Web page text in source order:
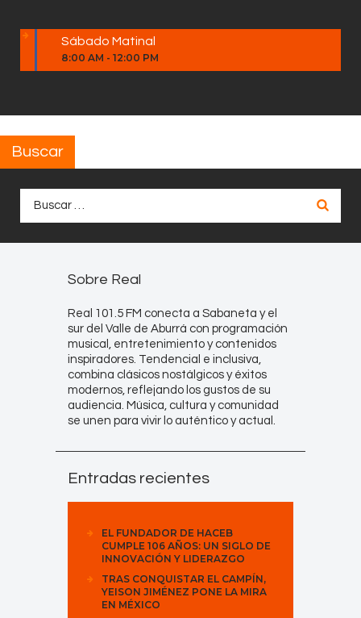
Sábado Matinal
8:00 AM - 12:00 PM
Buscar
Sobre Real
Real 101.5 FM conecta a Sabaneta y el
sur del Valle de Aburrá con programación
musical, entretenimiento y contenidos
inspiradores. Tendencial e inclusiva,
combina clásicos nostálgicos y éxitos
modernos, reflejando los gustos de su
audiencia. Música, cultura y comunidad
se unen para vivir lo auténtico y actual.
Entradas recientes
EL FUNDADOR DE HACEB
CUMPLE 106 AÑOS: UN SIGLO DE
INNOVACIÓN Y LIDERAZGO
TRAS CONQUISTAR EL CAMPÍN,
YEISON JIMÉNEZ PONE LA MIRA
EN MÉXICO